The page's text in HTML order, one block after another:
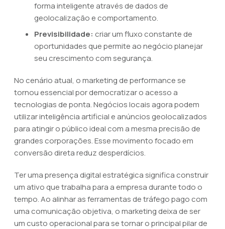
forma inteligente através de dados de
geolocalização e comportamento.
Previsibilidade: criar um fluxo constante de
oportunidades que permite ao negócio planejar
seu crescimento com segurança.
No cenário atual, o marketing de performance se
tornou essencial por democratizar o acesso a
tecnologias de ponta. Negócios locais agora podem
utilizar inteligência artificial e anúncios geolocalizados
para atingir o público ideal com a mesma precisão de
grandes corporações. Esse movimento focado em
conversão direta reduz desperdícios.
Ter uma presença digital estratégica significa construir
um ativo que trabalha para a empresa durante todo o
tempo. Ao alinhar as ferramentas de tráfego pago com
uma comunicação objetiva, o marketing deixa de ser
um custo operacional para se tornar o principal pilar de